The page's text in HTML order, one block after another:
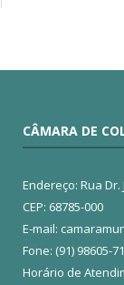
CÂMARA DE
Endereço: Rua
CEP: 68785-000
E-mail:
Fone: (91) 98605-
Horário de